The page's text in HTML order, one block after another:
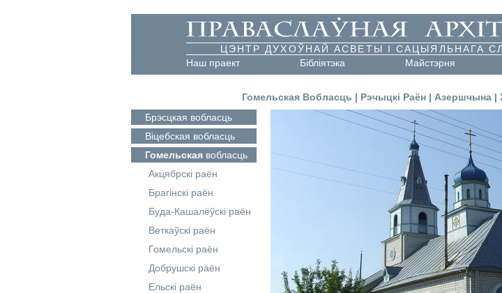
ЦЭНТР ДУХОЎНАЙ АСВЕТЫ І САЦЫЯЛЬНАГА
Наш праект
Бібліятэка Майстэрня
Гомельская Вобласць | Рэчыцкі Раён | Азершчына |
Брэсцкая вобласць
Віцебская вобласць
Гомельскаявобласць
Акцябрскі раён
Брагінскі раён
Буда-Кашалёўскі раён
Веткаўскі раён
Гомельскі раён
Добрушскі раён
Ельскі раён